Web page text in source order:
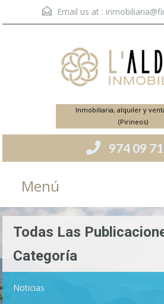
Email us at :
Inmobiliaria, alquiler y
(Pirineos)
974 09
Menú
Todas Las
Categoría
Noticias